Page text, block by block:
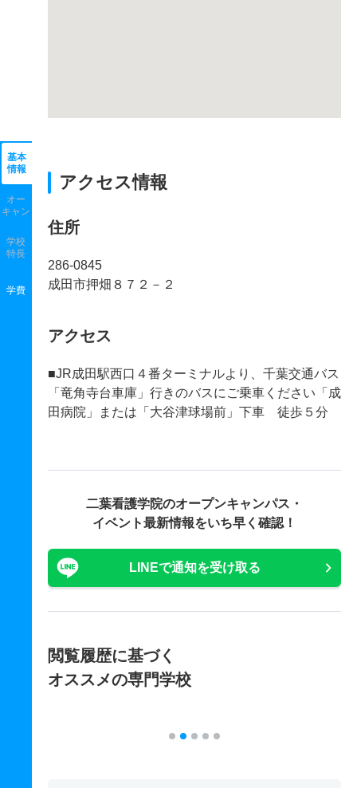
基本
情報
オー
キャン
学校
特長
学費
アクセス情報
住所
286-0845
成田市押畑８７２－２
アクセス
■JR成田駅西口４番ターミナルより、千葉交通バス
「竜角寺台車庫」行きのバスにご乗車ください「成
田病院」または「大谷津球場前」下車 徒歩５分
二葉看護学院のオープンキャンパス・
イベント最新情報をいち早く確認！
LINEで通知を受け取る
閲覧履歴に基づく
オススメの専門学校